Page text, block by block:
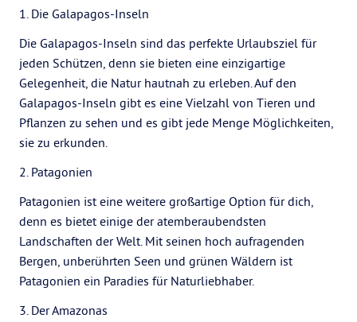
1. Die Galapagos-Inseln
Die Galapagos-Inseln sind das perfekte Urlaubsziel für
jeden Schützen, denn sie bieten eine einzigartige
Gelegenheit, die Natur hautnah zu erleben. Auf den
Galapagos-Inseln gibt es eine Vielzahl von Tieren und
Pflanzen zu sehen und es gibt jede Menge Möglichkeiten,
sie zu erkunden.
2. Patagonien
Patagonien ist eine weitere großartige Option für dich,
denn es bietet einige der atemberaubendsten
Landschaften der Welt. Mit seinen hoch aufragenden
Bergen, unberührten Seen und grünen Wäldern ist
Patagonien ein Paradies für Naturliebhaber.
3. Der Amazonas